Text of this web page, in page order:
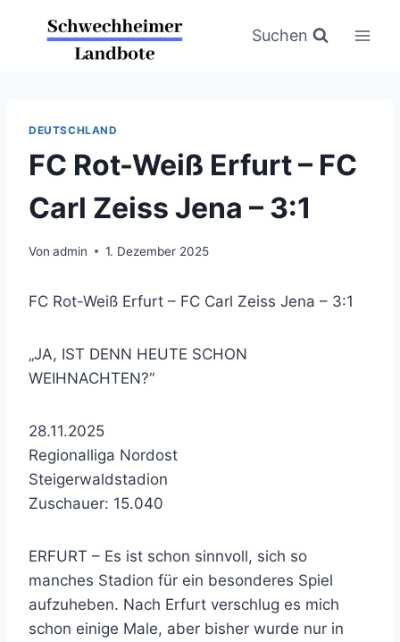
Suchen
DEUTSCHLAND
FC Rot-Weiß Erfurt – FC
Carl Zeiss Jena – 3:1
Von admin 1. Dezember 2025
FC Rot-Weiß Erfurt – FC Carl Zeiss Jena – 3:1
„JA, IST DENN HEUTE SCHON
WEIHNACHTEN?“
28.11.2025
Regionalliga Nordost
Steigerwaldstadion
Zuschauer: 15.040
ERFURT – Es ist schon sinnvoll, sich so
manches Stadion für ein besonderes Spiel
aufzuheben. Nach Erfurt verschlug es mich
schon einige Male, aber bisher wurde nur in